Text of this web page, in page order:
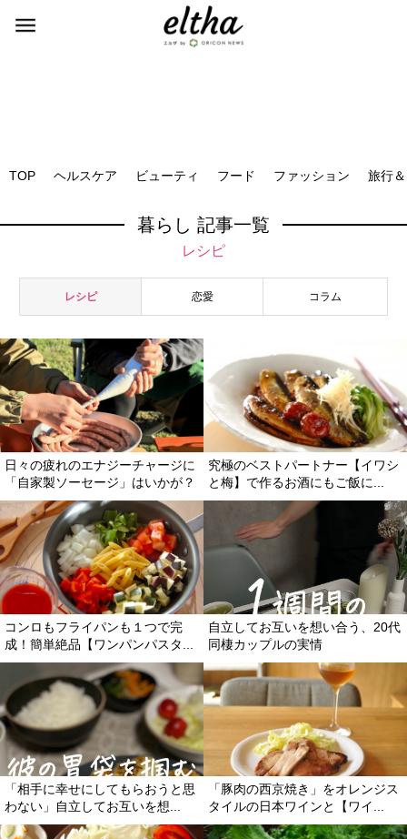
TOP ヘルスケア ビューティ フード ファッション 旅行
暮らし 記事一覧
レシピ
レシピ 恋愛 コラム
日々の疲れのエナジーチャージに
「自家製ソーセージ」はいかが？
究極のベストパートナー【イワシ
と梅】で作るお酒にもご飯に...
コンロもフライパンも１つで完
成！簡単絶品【ワンパンパスタ...
自立してお互いを想い合う、20代
同棲カップルの実情
「相手に幸せにしてもらおうと思
わない」自立してお互いを想...
「豚肉の西京焼き」をオレンジス
タイルの日本ワインと【ワイ...